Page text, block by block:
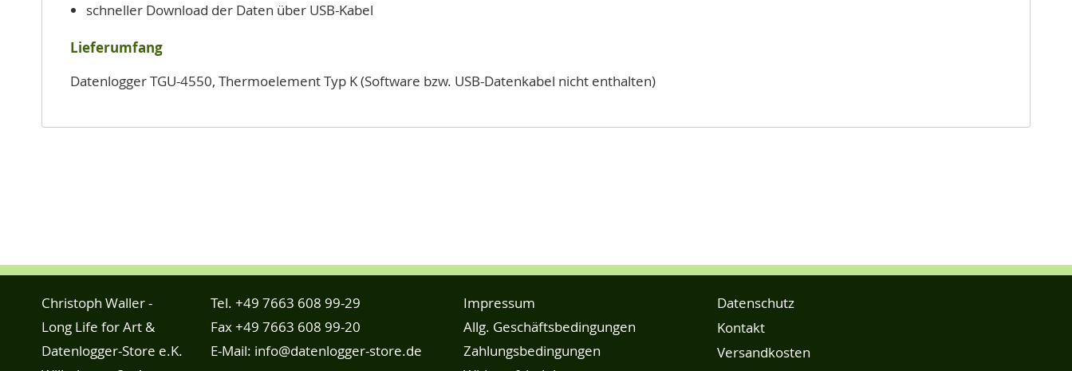
schneller Download der Daten über USB-Kabel
Lieferumfang
Datenlogger TGU-4550, Thermoelement Typ K (Software bzw. USB-Datenkabel nicht enthalten)
Christoph Waller -
Long Life for Art &
Datenlogger-Store e.K.
Tel. +49 7663 608 99-29
Fax +49 7663 608 99-20
E-Mail: info@datenlogger-store.de
Impressum
Allg. Geschäftsbedingungen
Zahlungsbedingungen
Datenschutz
Kontakt
Versandkosten